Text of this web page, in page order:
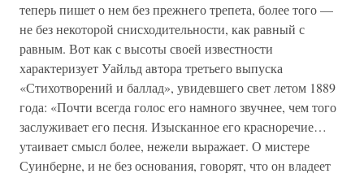
теперь пишет о нем без прежнего трепета, более того —
не без некоторой снисходительности, как равный с
равным. Вот как с высоты своей известности
характеризует Уайльд автора третьего выпуска
«Стихотворений и баллад», увидевшего свет летом 1889
года: «Почти всегда голос его намного звучнее, чем того
заслуживает его песня. Изысканное его красноречие…
утаивает смысл более, нежели выражает. О мистере
Суинберне, и не без основания, говорят, что он владеет